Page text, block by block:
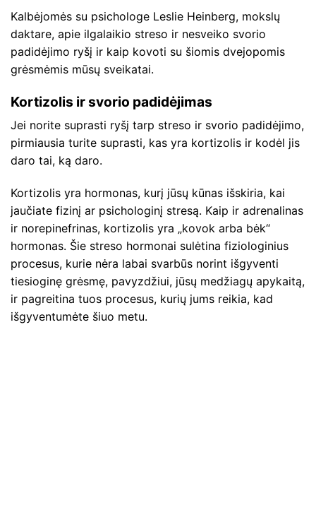
Kalbėjomės su psichologe Leslie Heinberg, mokslų
daktare, apie ilgalaikio streso ir nesveiko svorio
padidėjimo ryšį ir kaip kovoti su šiomis dvejopomis
grėsmėmis mūsų sveikatai.
Kortizolis ir svorio padidėjimas
Jei norite suprasti ryšį tarp streso ir svorio padidėjimo,
pirmiausia turite suprasti, kas yra kortizolis ir kodėl jis
daro tai, ką daro.
Kortizolis yra hormonas, kurį jūsų kūnas išskiria, kai
jaučiate fizinį ar psichologinį stresą. Kaip ir adrenalinas
ir norepinefrinas, kortizolis yra „kovok arba bėk“
hormonas. Šie streso hormonai sulėtina fiziologinius
procesus, kurie nėra labai svarbūs norint išgyventi
tiesioginę grėsmę, pavyzdžiui, jūsų medžiagų apykaitą,
ir pagreitina tuos procesus, kurių jums reikia, kad
išgyventumėte šiuo metu.